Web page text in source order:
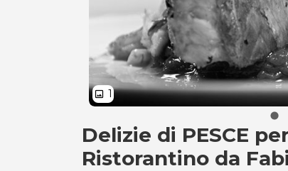
image 1
Delizie di PESCE
Delizie di PESCE
Ristorantino da